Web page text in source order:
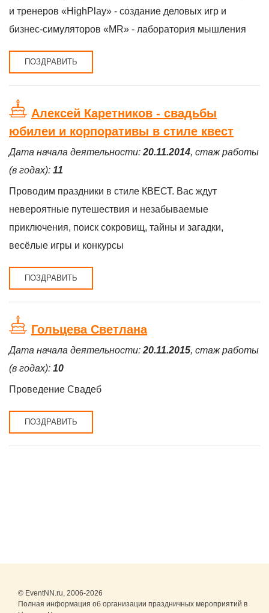
и тренеров «HighPlay» - создание деловых игр и
бизнес-симуляторов «MR» - лаборатория мышления
ПОЗДРАВИТЬ
Алексей Каретников - свадьбы
юбилеи и корпоративы в стиле квест
Дата начала деятельности: 20.11.2014, стаж работы
(в годах): 11
Проводим праздники в стиле КВЕСТ. Вас ждут
невероятные путешествия и незабываемые
приключения, поиск сокровищ, тайны и загадки,
весёлые игры и конкурсы
ПОЗДРАВИТЬ
Гольцева Светлана
Дата начала деятельности: 20.11.2015, стаж работы
(в годах): 10
Проведение Свадеб
ПОЗДРАВИТЬ
© EventNN.ru, 2006-2026
Полная информация об организации праздничных мероприятий в